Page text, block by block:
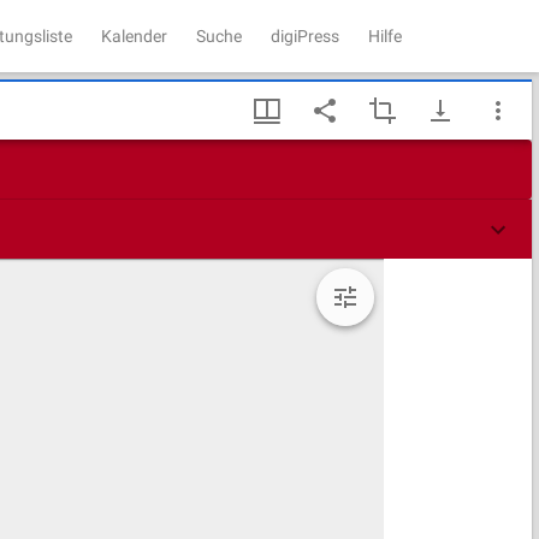
Kalender Suche digiPress Hilfe